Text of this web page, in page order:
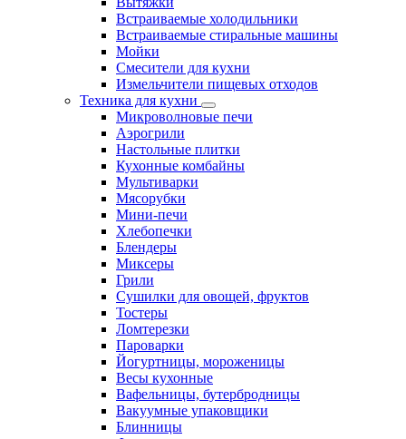
Встраиваемые холодильники
Встраиваемые стиральные машины
Мойки
Смесители для кухни
Измельчители пищевых отходов
Техника для кухни
Микроволновые печи
Аэрогрили
Настольные плитки
Кухонные комбайны
Мультиварки
Мясорубки
Мини-печи
Хлебопечки
Блендеры
Миксеры
Грили
Сушилки для овощей, фруктов
Тостеры
Ломтерезки
Пароварки
Йогуртницы, мороженицы
Весы кухонные
Вафельницы, бутербродницы
Вакуумные упаковщики
Блинницы